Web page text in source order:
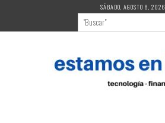
contenido
SÁBADO, AGOSTO 8, 2026